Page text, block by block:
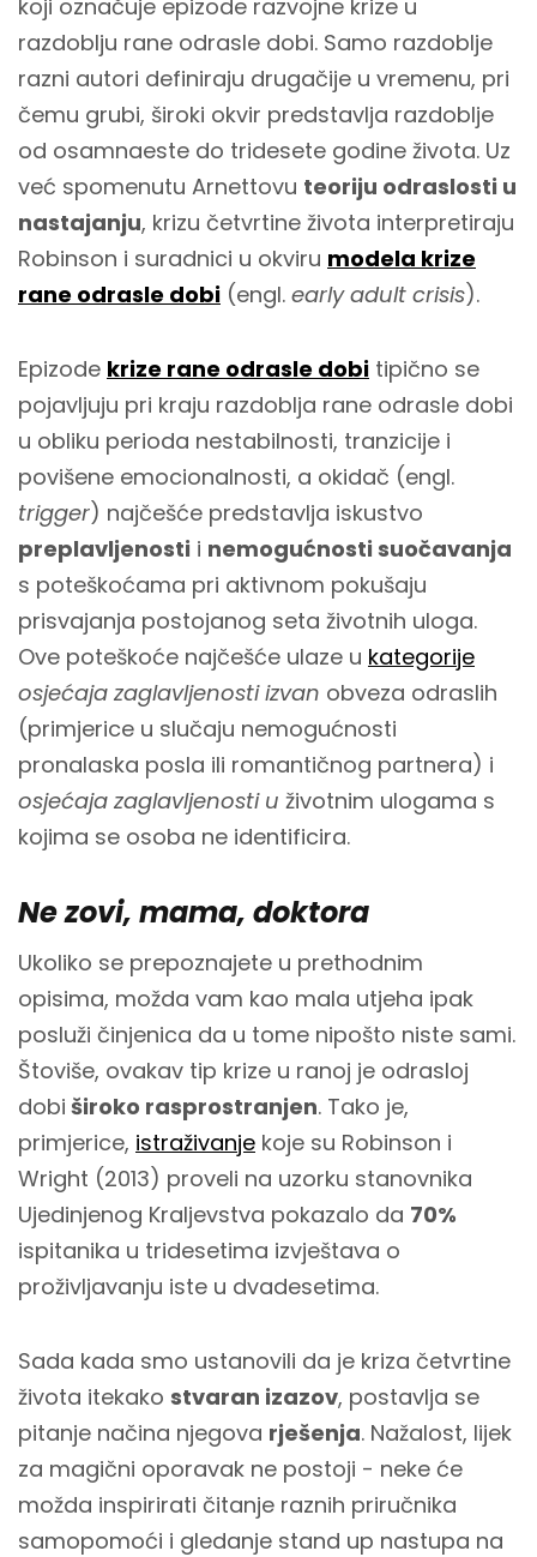
koji označuje epizode razvojne krize u
razdoblju rane odrasle dobi. Samo razdoblje
razni autori definiraju drugačije u vremenu, pri
čemu grubi, široki okvir predstavlja razdoblje
od osamnaeste do tridesete godine života. Uz
već spomenutu Arnettovu teoriju odraslosti u
nastajanju, krizu četvrtine života interpretiraju
Robinson i suradnici u okviru modela krize
rane odrasle dobi (engl. early adult crisis).
Epizode krize rane odrasle dobi tipično se
pojavljuju pri kraju razdoblja rane odrasle dobi
u obliku perioda nestabilnosti, tranzicije i
povišene emocionalnosti, a okidač (engl.
trigger) najčešće predstavlja iskustvo
preplavljenosti i nemogućnosti suočavanja
s poteškoćama pri aktivnom pokušaju
prisvajanja postojanog seta životnih uloga.
Ove poteškoće najčešće ulaze u kategorije
osjećaja zaglavljenosti izvan obveza odraslih
(primjerice u slučaju nemogućnosti
pronalaska posla ili romantičnog partnera) i
osjećaja zaglavljenosti u životnim ulogama s
kojima se osoba ne identificira.
Ne zovi, mama, doktora
Ukoliko se prepoznajete u prethodnim
opisima, možda vam kao mala utjeha ipak
posluži činjenica da u tome nipošto niste sami.
Štoviše, ovakav tip krize u ranoj je odrasloj
dobi široko rasprostranjen. Tako je,
primjerice, istraživanje koje su Robinson i
Wright (2013) proveli na uzorku stanovnika
Ujedinjenog Kraljevstva pokazalo da 70%
ispitanika u tridesetima izvještava o
proživljavanju iste u dvadesetima.
Sada kada smo ustanovili da je kriza četvrtine
života itekako stvaran izazov, postavlja se
pitanje načina njegova rješenja. Nažalost, lijek
za magični oporavak ne postoji - neke će
možda inspirirati čitanje raznih priručnika
samopomoći i gledanje stand up nastupa na